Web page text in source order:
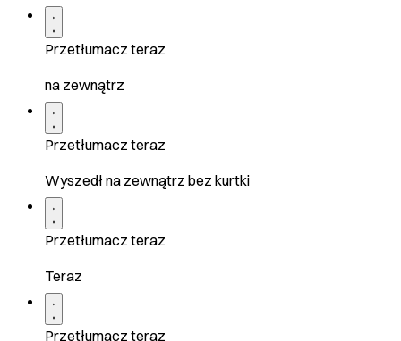
Przetłumacz teraz
na zewnątrz
Przetłumacz teraz
Wyszedł na zewnątrz bez kurtki
Przetłumacz teraz
Teraz
Przetłumacz teraz